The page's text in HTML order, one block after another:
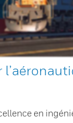
en